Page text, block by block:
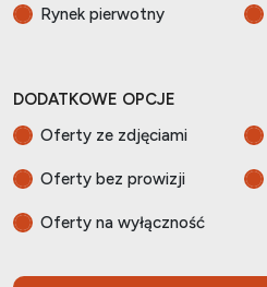
Rynek pierwotny
DODATKOWE OPCJE
Oferty ze zdjęciami
Oferty bez prowizji
Oferty na wyłączność